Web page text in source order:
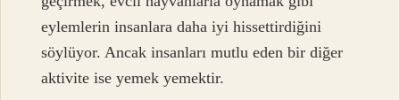
eylemlerin insanlara daha iyi hissettirdiğini
söylüyor. Ancak insanları mutlu eden bir diğer
aktivite ise yemek yemektir.